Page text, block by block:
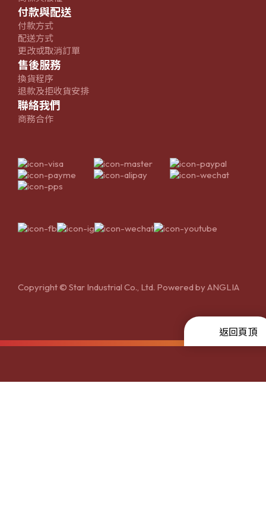
付款與配送
付款方式
配送方式
更改或取消訂單
售後服務
換貨程序
退款及拒收貨安排
聯絡我們
商務合作
Copyright © Star Industrial Co., Ltd. Powered byANGLIA
返回頁頂